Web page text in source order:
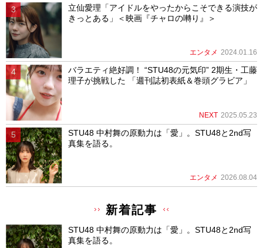
立仙愛理「アイドルをやったからこそできる演技が
きっとある」＜映画『チャロの囀り』＞
エンタメ 2024.01.16
バラエティ絶好調！ “STU48の元気印” 2期生・工藤
理子が挑戦した 「週刊誌初表紙＆巻頭グラビア」
NEXT 2025.05.23
STU48 中村舞の原動力は「愛」。STU48と2nd写
真集を語る。
エンタメ 2026.08.04
新着記事
STU48 中村舞の原動力は「愛」。STU48と2nd写
真集を語る。